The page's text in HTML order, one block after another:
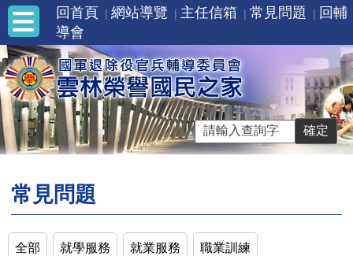
回首頁 網站導覽 主任信箱 常見問題
回輔
導會
常見問題
全部 就學服務 就業服務 職業訓練